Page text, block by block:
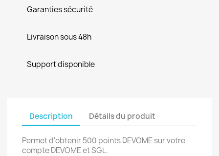
Garanties sécurité
Livraison sous 48h
Support disponible
Description Détails du produit
Permet d'obtenir 500 points DEVOME sur votre
compte DEVOME et SGL.